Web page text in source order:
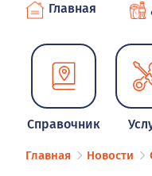
Главная
Справочник
Главная Новости